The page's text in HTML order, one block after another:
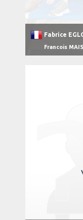
Fabrice
Francois